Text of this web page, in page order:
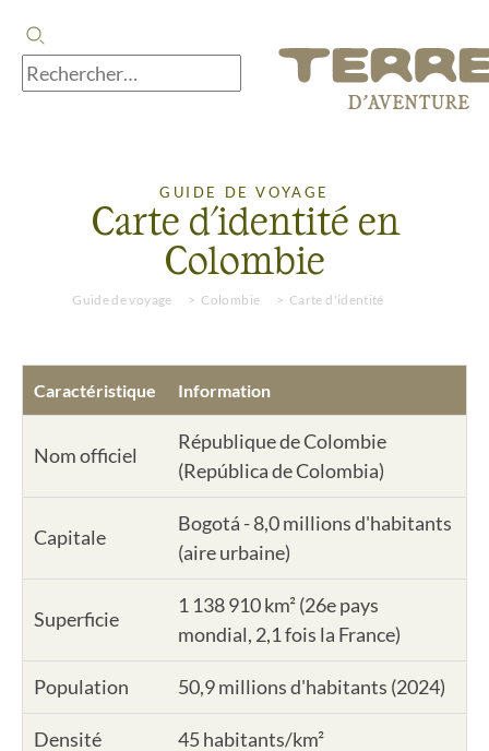
GUIDE DE VOYAGE
Carte d'identité en
Colombie
Guide de voyage Colombie Carte d'identité
Caractéristique Information
Nom officiel
République de Colombie
(República de Colombia)
Capitale
Bogotá - 8,0 millions d'habitants
(aire urbaine)
Superficie
1 138 910 km² (26e pays
mondial, 2,1 fois la France)
Population 50,9 millions d'habitants (2024)
Densité 45 habitants/km²